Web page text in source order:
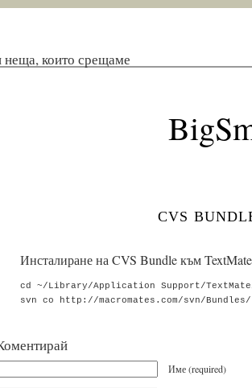
неща, които срещаме
cvs
Инсталиране на CVS Bundle към
cd ~/Library/Application Support/
Име (required)